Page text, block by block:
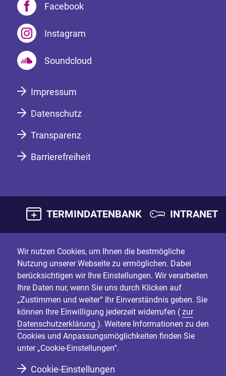
Facebook
Instagram
Soundcloud
Impressum
Datenschutz
Transparenz
Barrierefreiheit
TERMINDATENBANK INTRANET
Wir nutzen Cookies, um Ihnen die bestmögliche
Nutzung unserer Webseite zu ermöglichen. Dabei
berücksichtigen wir Ihre Einstellungen. Wir verarbeiten
Ihre Daten nur, wenn Sie uns durch Klicken auf
„Zustimmen und weiter“ Ihr Einverständnis geben. Sie
können Ihre Einwilligung jederzeit widerrufen ( zur
Datenschutzerklärung ). Weitere Informationen zu den
Cookies und Anpassungsmöglichkeiten finden Sie
unter „Cookie-Einstellungen“.
Cookie-Einstellungen